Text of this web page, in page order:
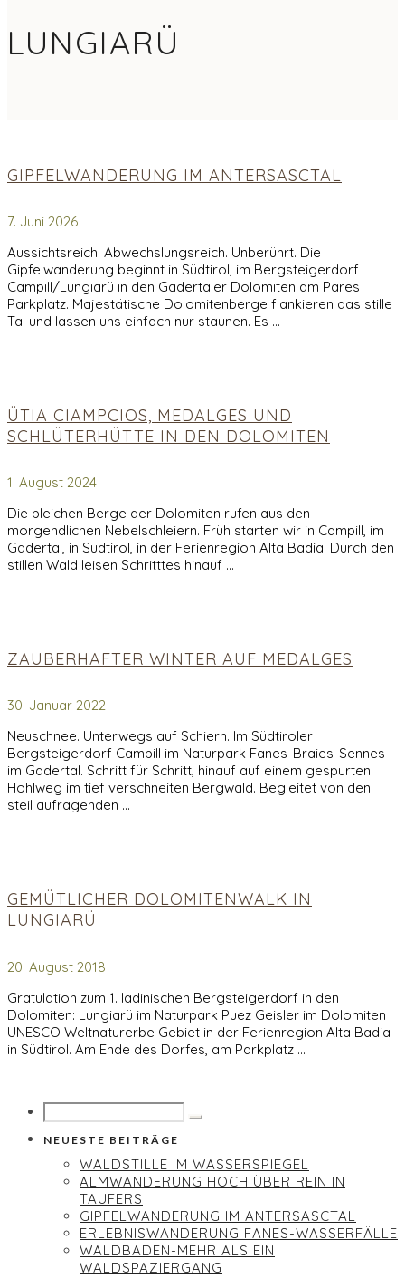
LUNGIARÜ
GIPFELWANDERUNG IM ANTERSASCTAL
7. Juni 2026
Aussichtsreich. Abwechslungsreich. Unberührt. Die
Gipfelwanderung beginnt in Südtirol, im Bergsteigerdorf
Campill/Lungiarü in den Gadertaler Dolomiten am Pares
Parkplatz. Majestätische Dolomitenberge flankieren das stille
Tal und lassen uns einfach nur staunen. Es …
ÜTIA CIAMPCIOS, MEDALGES UND
SCHLÜTERHÜTTE IN DEN DOLOMITEN
1. August 2024
Die bleichen Berge der Dolomiten rufen aus den
morgendlichen Nebelschleiern. Früh starten wir in Campill, im
Gadertal, in Südtirol, in der Ferienregion Alta Badia. Durch den
stillen Wald leisen Schritttes hinauf …
ZAUBERHAFTER WINTER AUF MEDALGES
30. Januar 2022
Neuschnee. Unterwegs auf Schiern. Im Südtiroler
Bergsteigerdorf Campill im Naturpark Fanes-Braies-Sennes
im Gadertal. Schritt für Schritt, hinauf auf einem gespurten
Hohlweg im tief verschneiten Bergwald. Begleitet von den
steil aufragenden …
GEMÜTLICHER DOLOMITENWALK IN
LUNGIARÜ
20. August 2018
Gratulation zum 1. ladinischen Bergsteigerdorf in den
Dolomiten: Lungiarü im Naturpark Puez Geisler im Dolomiten
UNESCO Weltnaturerbe Gebiet in der Ferienregion Alta Badia
in Südtirol. Am Ende des Dorfes, am Parkplatz …
NEUESTE BEITRÄGE
WALDSTILLE IM WASSERSPIEGEL
ALMWANDERUNG HOCH ÜBER REIN IN
TAUFERS
GIPFELWANDERUNG IM ANTERSASCTAL
ERLEBNISWANDERUNG FANES-WASSERFÄLLE
WALDBADEN-MEHR ALS EIN
WALDSPAZIERGANG